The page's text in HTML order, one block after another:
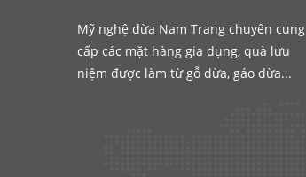
Mỹ nghệ dừa Nam Trang chuyên cung
cấp các mặt hàng gia dụng, quà lưu
niệm được làm từ gỗ dừa, gáo dừa...